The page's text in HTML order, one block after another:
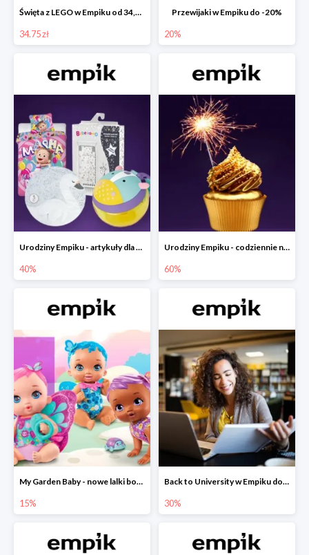
Święta z LEGO w Empiku od 34,75 zł
34.75 zł
Przewijaki w Empiku do -20%
20%
Urodziny Empiku - artykuły dla mamy i dziecka do -40%
40%
Urodziny Empiku - codziennie nowe okazje nawet do -60%
60%
My Garden Baby - nowe lalki bobaski w Empiku do -15%
15%
Back to University w Empiku do -30%
30%